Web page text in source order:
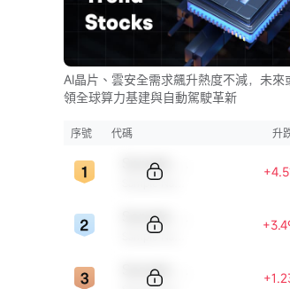
AI晶片、雲安全需求飆升熱度不減，未來
領全球算力基建與自動駕駛革新
序號 代碼 升